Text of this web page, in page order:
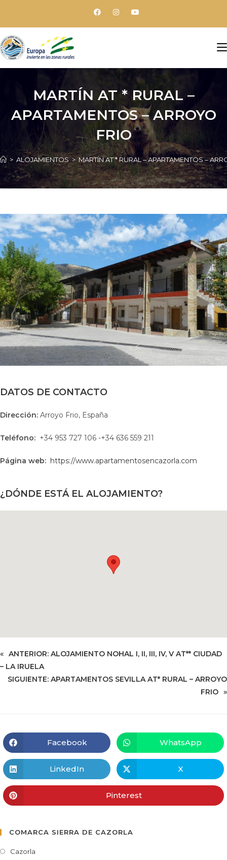
MARTÍN AT * RURAL –
APARTAMENTOS – ARROYO
FRIO
> ALOJAMIENTOS > MARTÍN AT * RURAL – APARTAMENTOS –
DATOS DE CONTACTO
Dirección: Arroyo Frio, España
Teléfono: +34 953 727 106 -+34 636 559 211
Página web: https://www.apartamentosencazorla.com
¿DÓNDE ESTÁ EL ALOJAMIENTO?
« ANTERIOR: ALOJAMIENTO NOHAL I, II, III, IV, V AT** CIUDAD
– LA IRUELA
SIGUIENTE: APARTAMENTOS SEVILLA AT* RURAL – ARROYO
FRIO »
Facebook WhatsApp
LinkedIn X
Pinterest
COMARCA SIERRA DE CAZORLA
Cazorla